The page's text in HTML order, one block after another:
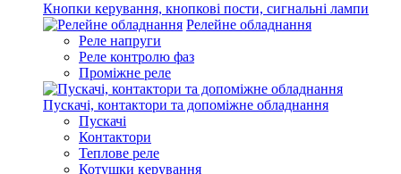
Кнопки керування, кнопкові пости, сигнальні лампи
Релейне обладнання
Реле напруги
Реле контролю фаз
Проміжне реле
Пускачі, контактори та допоміжне обладнання
Пускачі
Контактори
Теплове реле
Котушки керування